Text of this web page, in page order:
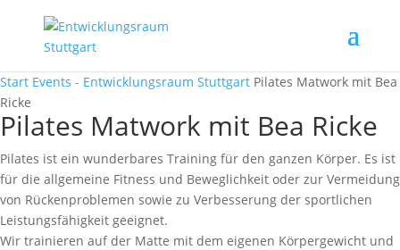
Start Events - Entwicklungsraum Stuttgart Pilates Matwork mit Bea
Ricke
Pilates Matwork mit Bea Ricke
Pilates ist ein wunderbares Training für den ganzen Körper. Es ist
für die allgemeine Fitness und Beweglichkeit oder zur Vermeidung
von Rückenproblemen sowie zu Verbesserung der sportlichen
Leistungsfähigkeit geeignet.
Wir trainieren auf der Matte mit dem eigenen Körpergewicht und